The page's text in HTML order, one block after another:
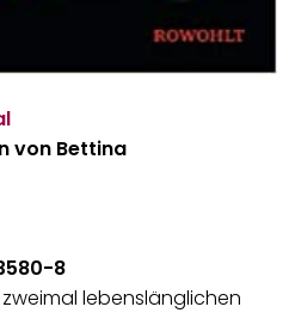
von Bettina
8
lebenslänglichen